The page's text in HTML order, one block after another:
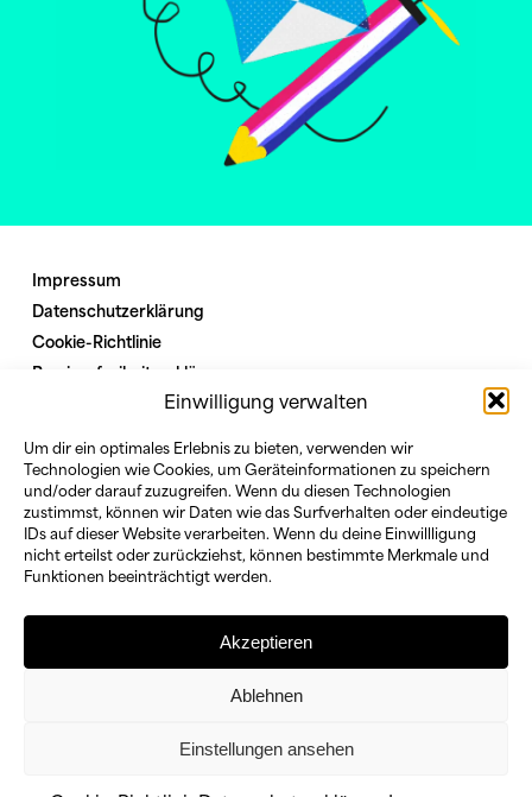
Einwilligung verwalten
Um dir ein optimales Erlebnis zu bieten, verwenden wir
Technologien wie Cookies, um Geräteinformationen zu speichern
und/oder darauf zuzugreifen. Wenn du diesen Technologien
zustimmst, können wir Daten wie das Surfverhalten oder eindeutige
IDs auf dieser Website verarbeiten. Wenn du deine Einwillligung
nicht erteilst oder zurückziehst, können bestimmte Merkmale und
Funktionen beeinträchtigt werden.
Akzeptieren
Ablehnen
Einstellungen ansehen
Impressum
Datenschutzerklärung
Cookie-Richtlinie
Barrierefreiheitserklärung
bundesministerium
für
familie
senioren
frauen